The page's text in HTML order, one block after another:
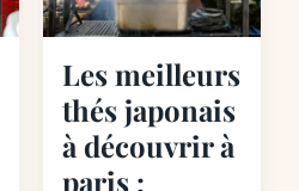
Les meilleurs
thés japonais
à découvrir à
paris :